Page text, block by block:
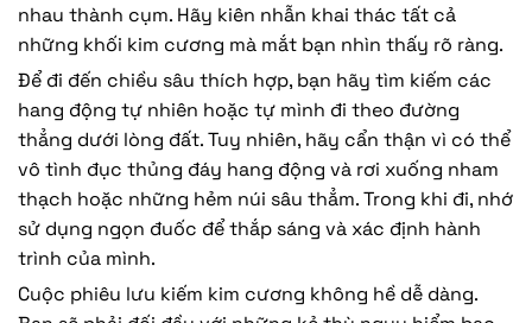
nhau thành cụm. Hãy kiên nhẫn khai thác tất cả
những khối kim cương mà mắt bạn nhìn thấy rõ ràng.
Để đi đến chiều sâu thích hợp, bạn hãy tìm kiếm các
hang động tự nhiên hoặc tự mình đi theo đường
thẳng dưới lòng đất. Tuy nhiên, hãy cẩn thận vì có thể
vô tình đục thủng đáy hang động và rơi xuống nham
thạch hoặc những hẻm núi sâu thẳm. Trong khi đi, nhớ
sử dụng ngọn đuốc để thắp sáng và xác định hành
trình của mình.
Cuộc phiêu lưu kiếm kim cương không hề dễ dàng.